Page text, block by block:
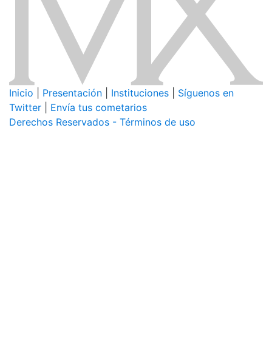
Inicio Presentación Instituciones
Síguenos en
Twitter
Envía tus cometarios
Derechos Reservados - Términos de uso